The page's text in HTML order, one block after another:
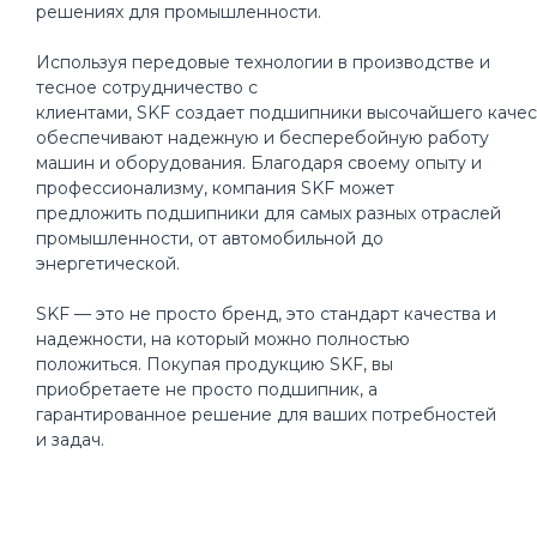
решениях для промышленности.
Используя передовые технологии в производстве и
тесное сотрудничество с
клиентами, SKF создает подшипники высочайшего
обеспечивают надежную и бесперебойную работу
машин и оборудования. Благодаря своему опыту и
профессионализму, компания SKF может
предложить подшипники для самых разных отраслей
промышленности, от автомобильной до
энергетической.
SKF — это не просто бренд, это стандарт качества и
надежности, на который можно полностью
положиться. Покупая продукцию SKF, вы
приобретаете не просто подшипник, а
гарантированное решение для ваших потребностей
и задач.